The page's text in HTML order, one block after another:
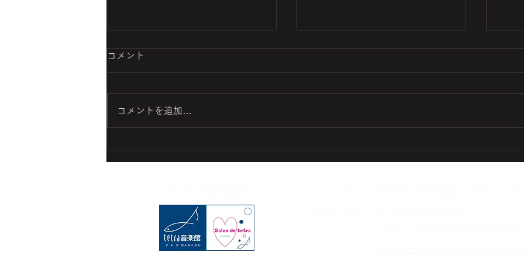
コメント
コメントを追加…